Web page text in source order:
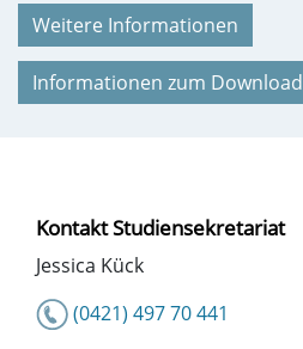
Weitere Informationen
Informationen zum Download
Kontakt Studiensekretariat
Jessica Kück
(0421) 497 70 441